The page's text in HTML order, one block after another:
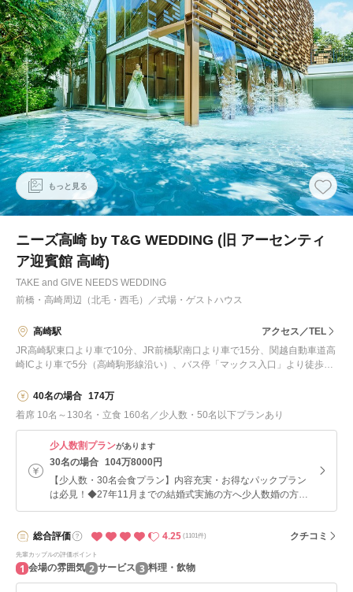
もっと見る
ニーズ高崎 by T&G WEDDING (旧 アーセンティ
ア迎賓館 高崎)
TAKE and GIVE NEEDS WEDDING
前橋・高崎周辺（北毛・西毛）
／式場・ゲストハウス
高崎駅
アクセス／TEL
JR高崎駅東口より車で10分、JR前橋駅南口より車で15分、関越自動車道高
崎ICより車で5分（高崎駒形線沿い）、バス停「マックス入口」より徒歩3
り
40名の場合 174万
着席 10名～130名・立食 160名／少人数・50名以下プランあり
少人数割プランがあります
30名の場合 104万8000円
【少人数・30名会食プラン】内容充実・お得なパックプラン
は必見！◆27年11月までの結婚式実施の方へ少人数婚の方の
声から生まれた人気プラン！ご案内可能な日程に限りがあるた
総合評価 4.25 (1101件) クチコミ
先輩カップルの評価ポイント
1 会場の雰囲気 2 サービス 3 料理・飲物